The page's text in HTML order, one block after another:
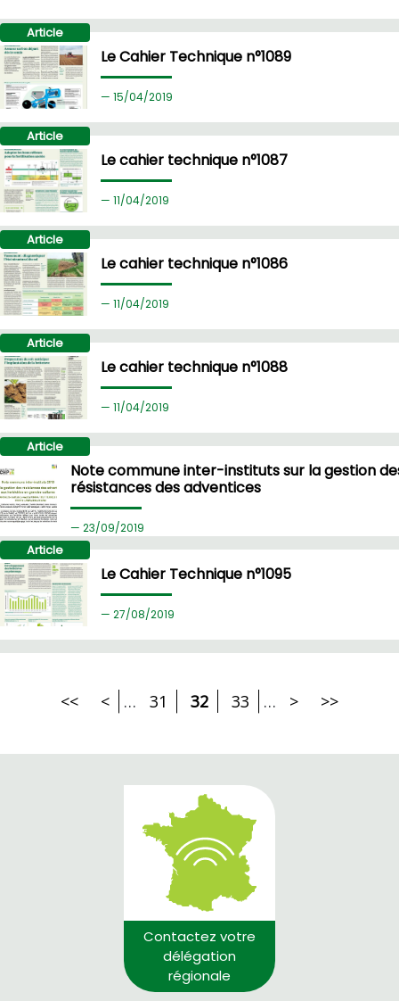
Article
Le Cahier Technique n°1089
15/04/2019
Article
Le cahier technique n°1087
11/04/2019
Article
Le cahier technique n°1086
11/04/2019
Article
Le cahier technique n°1088
11/04/2019
Article
Note commune inter-instituts sur la gestion
résistances des adventices
23/09/2019
Article
Le Cahier Technique n°1095
27/08/2019
<< < … 31 32 33 … > >>
Contactez votre
délégation
régionale